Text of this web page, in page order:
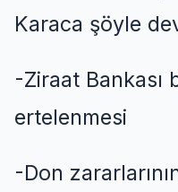
Karaca şöyle
-Ziraat Bankası
ertelenmesi
-Don